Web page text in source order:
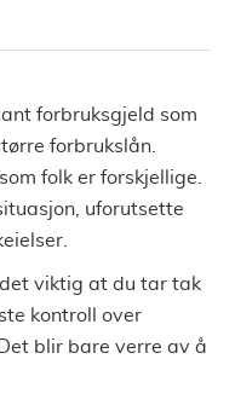
forbruksgjeld som
forbrukslån.
folk er forskjellige.
uforutsette
viktig at du tar tak
kontroll over
blir bare verre av å